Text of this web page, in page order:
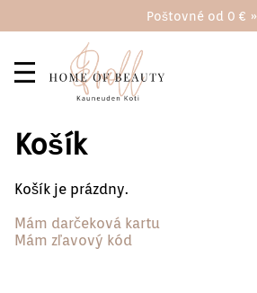
Poštovné od 0 € »
Košík
Košík je prázdny.
Mám darčeková kartu
Mám zľavový kód